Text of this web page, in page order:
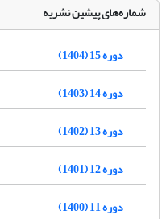
شماره‌های پیشین نشریه
دوره 15 (1404)
دوره 14 (1403)
دوره 13 (1402)
دوره 12 (1401)
دوره 11 (1400)